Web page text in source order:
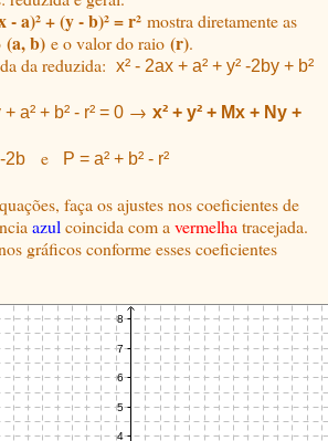
- a)² + (y - b)² = r² mostra diretamente as
(a, b) e o valor do raio (r).
da reduzida: x² - 2ax + a² + y² -2by + b²
a² + b² - r² = 0 → x² + y² + Mx + Ny +
2b e P = a² + b² - r²
faça os ajustes nos coeficientes de
azul coincida com a vermelha tracejada.
gráficos conforme esses coeficientes